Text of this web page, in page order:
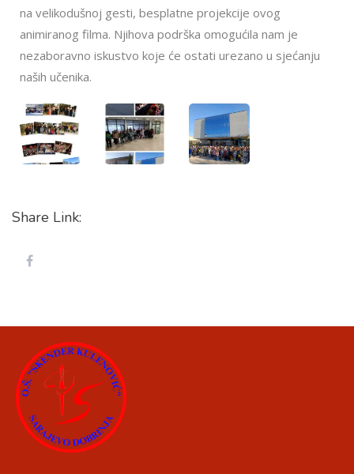
na velikodušnoj gesti, besplatne projekcije ovog
animiranog filma. Njihova podrška omogućila nam je
nezaboravno iskustvo koje će ostati urezano u sjećanju
naših učenika.
Share Link: